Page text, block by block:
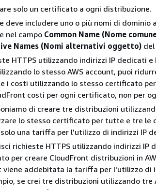
solo un certificato a ogni distribuzione.
deve includere uno o più nomi di dominio
nel campo Common Name (Nome
Names (Nomi alternativi oggetto)del
HTTPS utilizzando indirizzi IP dedicati
lo stesso AWS account, puoi
i costi utilizzando lo stesso certificato
costi per ogni certificato, non per
di creare tre distribuzioni
lo stesso certificato per tutte e tre le
una tariffa per l'utilizzo di indirizzi IP
richieste HTTPS utilizzando indirizzi IP
per creare CloudFront distribuzioni in
viene addebitata la tariffa per l'utilizzo di
se crei tre distribuzioni utilizzando tre